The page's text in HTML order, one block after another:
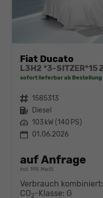
Fiat Ducato
sofort lieferbar ab Bestellung
Fahrzeugnr. 1585313
Kraftstoff Diesel
Leistung 103 kW (140 PS)
01.06.2026
auf Anfrage
incl. 19% MwSt.
Verbrauch kombiniert:
CO2-Klasse: G